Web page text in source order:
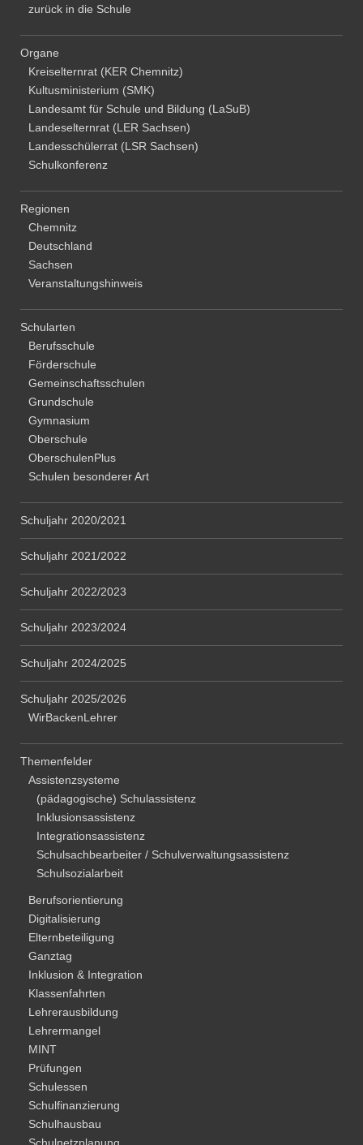
zurück in die Schule
Organe
Kreiselternrat (KER Chemnitz)
Kultusministerium (SMK)
Landesamt für Schule und Bildung (LaSuB)
Landeselternrat (LER Sachsen)
Landesschülerrat (LSR Sachsen)
Schulkonferenz
Regionen
Chemnitz
Deutschland
Sachsen
Veranstaltungshinweis
Schularten
Berufsschule
Förderschule
Gemeinschaftsschulen
Grundschule
Gymnasium
Oberschule
OberschulenPlus
Schulen besonderer Art
Schuljahr 2020/2021
Schuljahr 2021/2022
Schuljahr 2022/2023
Schuljahr 2023/2024
Schuljahr 2024/2025
Schuljahr 2025/2026
WirBackenLehrer
Themenfelder
Assistenzsysteme
(pädagogische) Schulassistenz
Inklusionsassistenz
Integrationsassistenz
Schulsachbearbeiter / Schulverwaltungsassistenz
Schulsozialarbeit
Berufsorientierung
Digitalisierung
Elternbeteiligung
Ganztag
Inklusion & Integration
Klassenfahrten
Lehrerausbildung
Lehrermangel
MINT
Prüfungen
Schulessen
Schulfinanzierung
Schulhausbau
Schulnetzplanung